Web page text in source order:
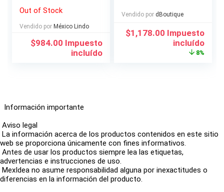
Out of Stock
Vendido por México Lindo
$984.00 Impuesto
incluído
Vendido por dBoutique
El
$1,178.00El
precio
Impuesto
incluído
8%
Información importante
Aviso legal
La información acerca de los productos contenidos en este sitio
web se proporciona únicamente con fines informativos.
Antes de usar los productos siempre lea las etiquetas,
advertencias e instrucciones de uso.
MexIdea no asume responsabilidad alguna por inexactitudes o
diferencias en la información del producto.